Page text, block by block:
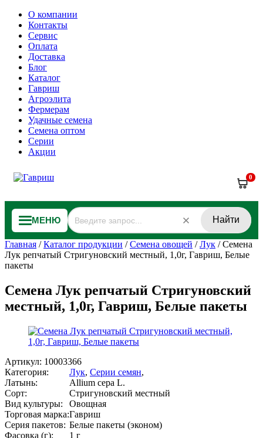
О компании
Контакты
Сервис
Оплата
Доставка
Блог
Каталог
Гавриш
Агроэлита
Фермерам
Удачные семена
Семена оптом
Серии
Акции
0
МЕНЮ Найти
Главная /Каталог продукции /Семена овощей /Лук /Семена
Лук репчатый Стригуновский местный, 1,0г, Гавриш, Белые
пакеты
Семена Лук репчатый Стригуновский
местный, 1,0г, Гавриш, Белые пакеты
Артикул: 10003366
Категория:
Лук, Серии семян,
Латынь:
Allium cepa L.
Сорт:
Стригуновский местный
Вид культуры:
Овощная
Торговая марка:Гавриш
Серия пакетов: Белые пакеты (эконом)
Фасовка (г):
1 г